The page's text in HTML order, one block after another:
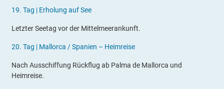
19. Tag | Erholung auf See
Letzter Seetag vor der Mittelmeerankunft.
20. Tag | Mallorca / Spanien – Heimreise
Nach Ausschiffung Rückflug ab Palma de Mallorca und
Heimreise.